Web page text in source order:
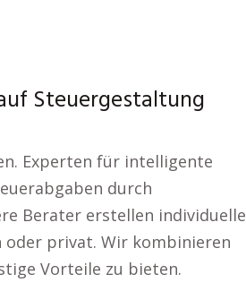
Steuergestaltung
Experten für intelligente
durch
Berater erstellen individuelle
privat. Wir kombinieren
Vorteile zu bieten.